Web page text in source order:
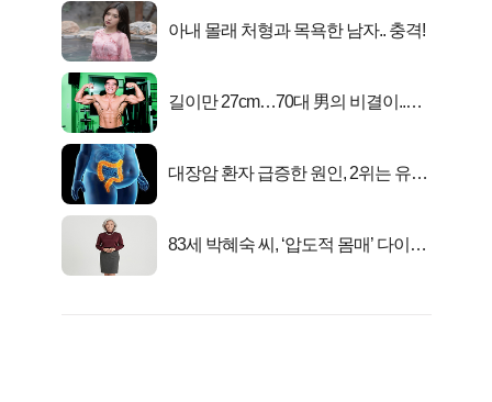
아내 몰래 처형과 목욕한 남자.. 충격!
길이만 27cm…70대 男의 비결이..충
대장암 환자 급증한 원인, 2위는 유산
83세 박혜숙 씨, ‘압도적 몸매’ 다이어